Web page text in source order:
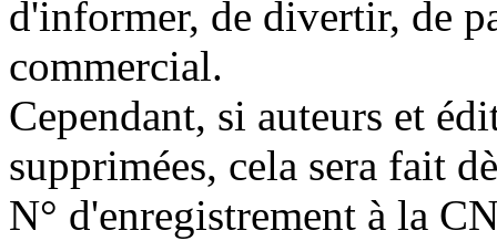
d'informer, de divertir, de
commercial.
Cependant, si auteurs et
supprimées, cela sera fait
N° d'enregistrement à la